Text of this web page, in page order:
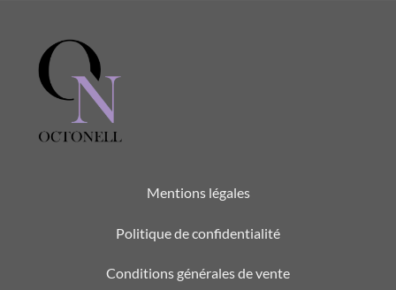
1,50€.1,30€.
à
Mentions légales
Politique de confidentialité
Conditions générales de vente